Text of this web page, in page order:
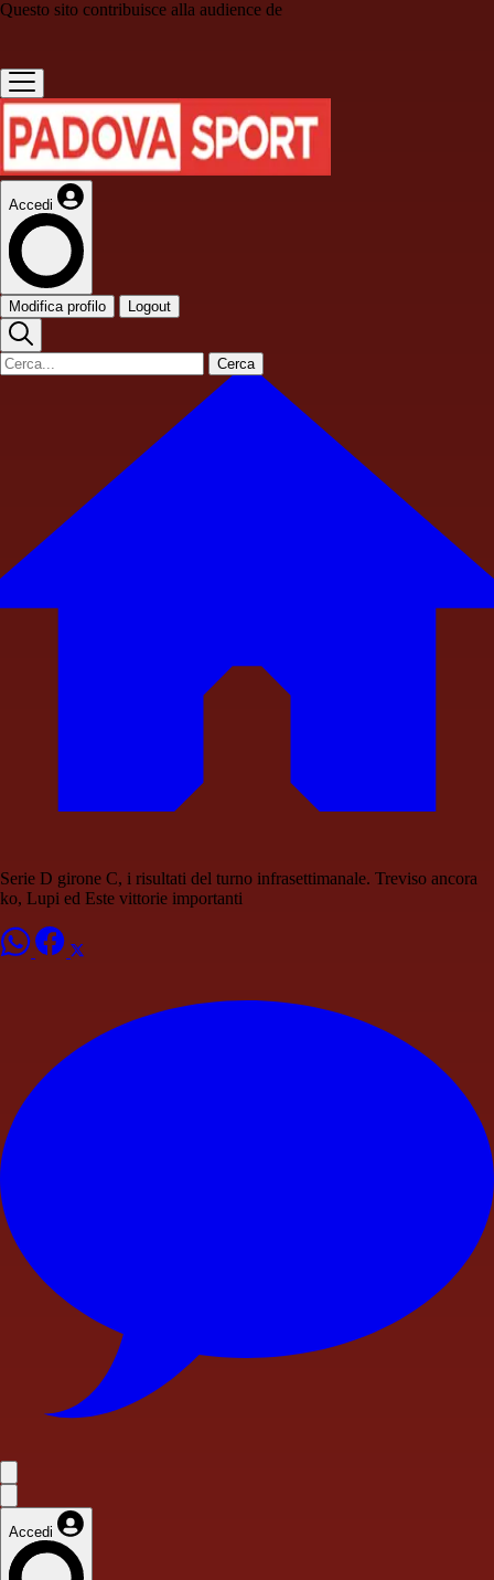
Questo sito contribuisce alla audience de
Accedi
Modifica profilo Logout
Cerca
Serie D girone C, i risultati del turno infrasettimanale. Treviso ancora
ko, Lupi ed Este vittorie importanti
Accedi